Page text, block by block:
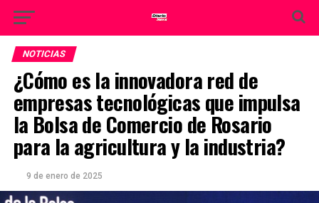
NOTICIAS
¿Cómo es la innovadora red de
empresas tecnológicas que impulsa
la Bolsa de Comercio de Rosario
para la agricultura y la industria?
9 de enero de 2025